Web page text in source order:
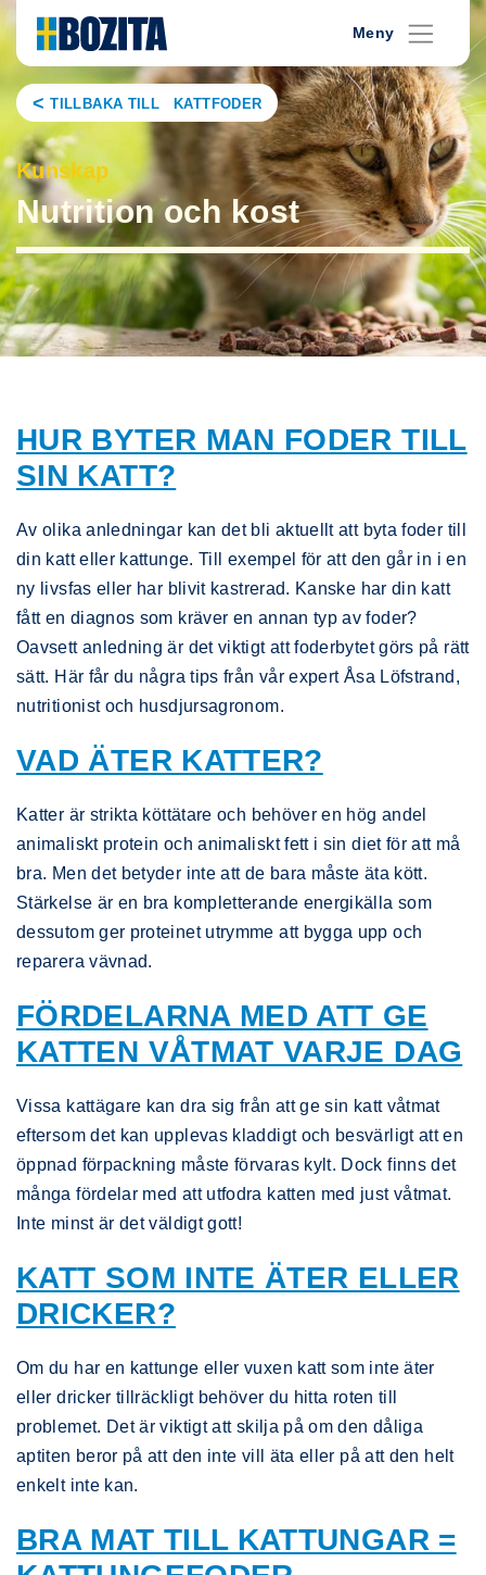
to
content
Meny
TILLBAKA TILL KATTFODER
Kunskap
Nutrition och kost
HUR BYTER MAN FODER TILL
SIN KATT?
Av olika anledningar kan det bli aktuellt att byta foder till
din katt eller kattunge. Till exempel för att den går in i en
ny livsfas eller har blivit kastrerad. Kanske har din katt
fått en diagnos som kräver en annan typ av foder?
Oavsett anledning är det viktigt att foderbytet görs på rätt
sätt. Här får du några tips från vår expert Åsa Löfstrand,
nutritionist och husdjursagronom.
VAD ÄTER KATTER?
Katter är strikta köttätare och behöver en hög andel
animaliskt protein och animaliskt fett i sin diet för att må
bra. Men det betyder inte att de bara måste äta kött.
Stärkelse är en bra kompletterande energikälla som
dessutom ger proteinet utrymme att bygga upp och
reparera vävnad.
FÖRDELARNA MED ATT GE
KATTEN VÅTMAT VARJE DAG
Vissa kattägare kan dra sig från att ge sin katt våtmat
eftersom det kan upplevas kladdigt och besvärligt att en
öppnad förpackning måste förvaras kylt. Dock finns det
många fördelar med att utfodra katten med just våtmat.
Inte minst är det väldigt gott!
KATT SOM INTE ÄTER ELLER
DRICKER?
Om du har en kattunge eller vuxen katt som inte äter
eller dricker tillräckligt behöver du hitta roten till
problemet. Det är viktigt att skilja på om den dåliga
aptiten beror på att den inte vill äta eller på att den helt
enkelt inte kan.
BRA MAT TILL KATTUNGAR =